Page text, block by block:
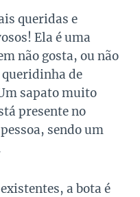
queridas e
Ela é uma
não gosta, ou não
queridinha de
sapato muito
presente no
sendo um
a bota é